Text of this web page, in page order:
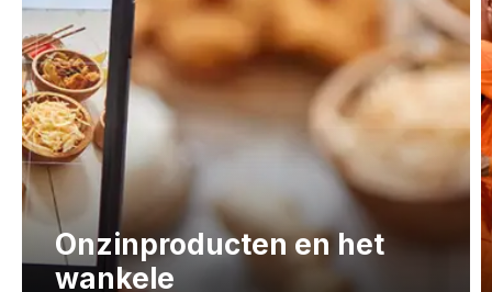
Onzinproducten en het
wankele